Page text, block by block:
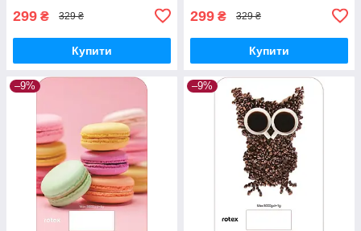
299 ₴ 329 ₴
Купити
299 ₴ 329 ₴
Купити
–9% –9%